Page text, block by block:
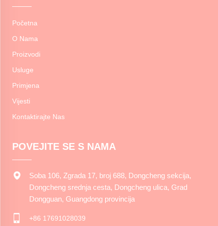
Početna
O Nama
Proizvodi
Usluge
Primjena
Vijesti
Kontaktirajte Nas
POVEJITE SE S NAMA
Soba 106, Zgrada 17, broj 688, Dongcheng sekcija,
Dongcheng srednja cesta, Dongcheng ulica, Grad
Dongguan, Guangdong provincija
+86 17691028039